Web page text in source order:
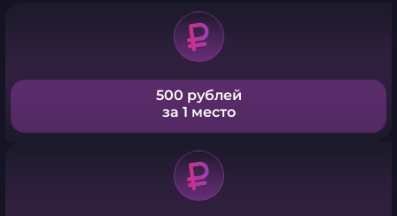
500 рублей
за 1 место